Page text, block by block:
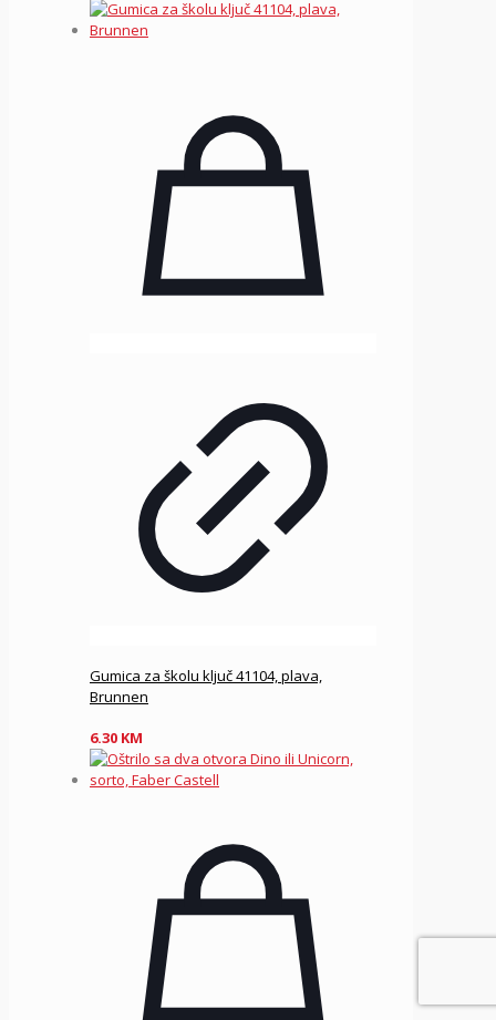
Gumica za školu ključ 41104, plava,
Brunnen
6.30 KM